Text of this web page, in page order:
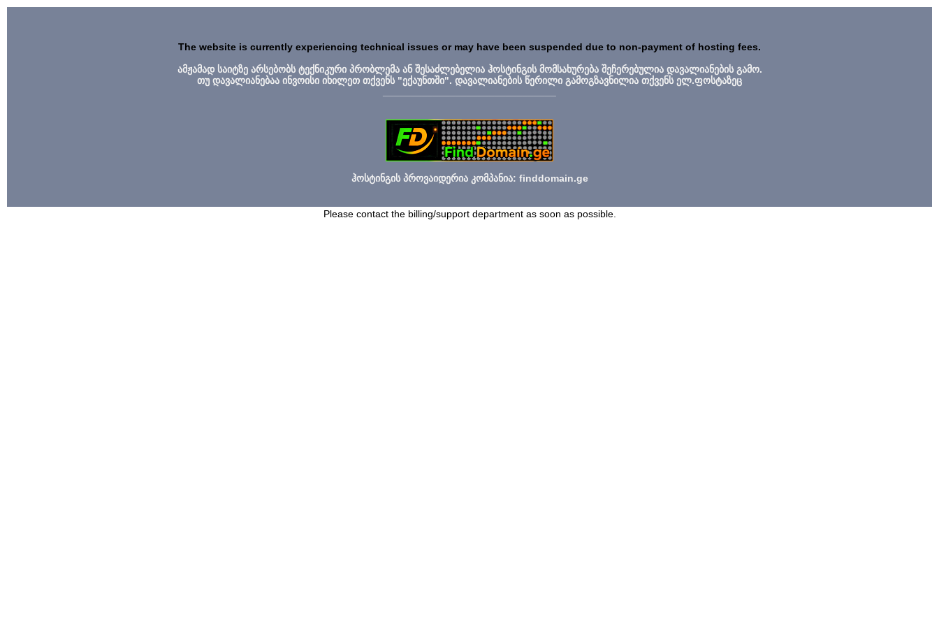
The website is currently experiencing technical issues or may have been suspended due to non-payment of hosting fees.
ამჟამად საიტზე არსებობს ტექნიკური პრობლემა ან შესაძლებელია ჰოსტინგის მომსახურება შეჩერებულია დავალიანების გამო.
თუ დავალიანებაა ინვოისი იხილეთ თქვენს "ექაუნთში". დავალიანების წერილი გამოგზავნილია თქვენს ელ.ფოსტაზეც
ჰოსტინგის პროვაიდერია კომპანია: finddomain.ge
Please contact the billing/support department as soon as possible.